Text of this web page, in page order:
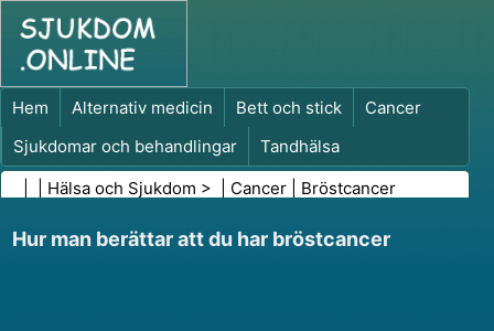
Hem Alternativ medicin Bett och stick
Cancer
Sjukdomar och behandlingar
Tandhälsa
Kost och näring
Familjehälsa
Hälsa och Sjukdom > | Cancer Bröstcancer
Hur man berättar att du har bröstcancer